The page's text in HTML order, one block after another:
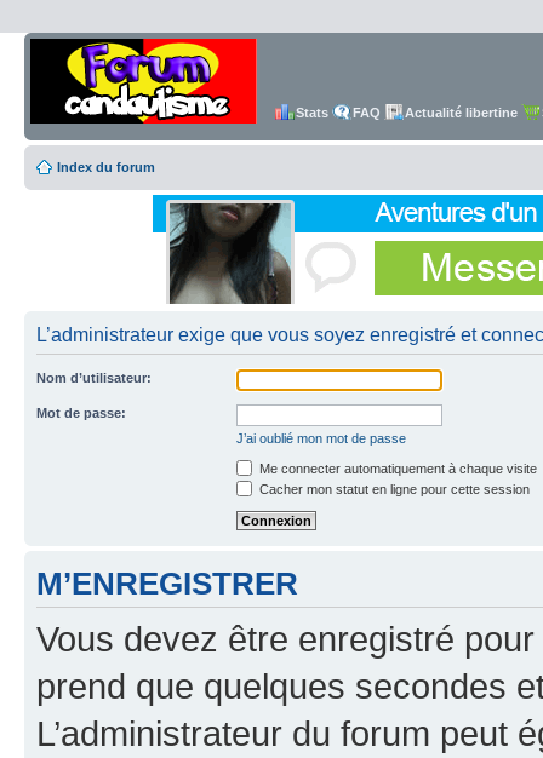
Stats FAQ Actualité libertine
Index du forum
L’administrateur exige que vous soyez enregistré et
Nom d’utilisateur:
Mot de passe:
J’ai oublié mon mot de passe
Me connecter automatiquement à chaque visite
Cacher mon statut en ligne pour cette session
M’ENREGISTRER
Vous devez être enregistré
prend que quelques secondes
L’administrateur du forum peut